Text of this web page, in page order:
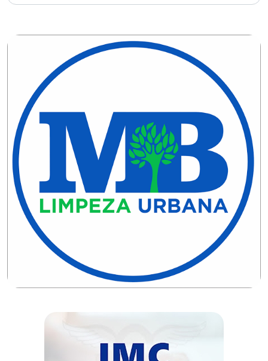
CAMPEONATO
CAPACITAÇÃO
CARNAUBAIS
CARNAVAL
CARNAVAL
DE
MACAU
CARNAVAL
CICLISMO